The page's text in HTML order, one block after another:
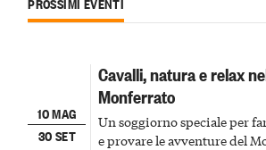
10 MAG
30 SET
Cavalli, natura e relax
Monferrato
Un soggiorno speciale per
e provare le avventure del